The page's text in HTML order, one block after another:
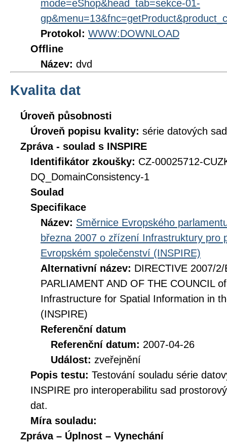
mode=eShop&head_tab=sekce-01-
Protokol: WWW:DOWNLOAD
Offline
Název: dvd
Kvalita dat
Úroveň působnosti
Úroveň popisu kvality: série datových sad
Zpráva - soulad s INSPIRE
Identifikátor zkoušky: CZ-00025712-
DQ_DomainConsistency-1
Soulad
Specifikace
Název: Směrnice Evropského
března 2007 o zřízení Infrastruktury pro
Evropském společenství (INSPIRE)
Alternativní název: DIRECTIVE 2007/
PARLIAMENT AND OF THE COUNCIL
Infrastructure for Spatial Information in
(INSPIRE)
Referenční datum
Referenční datum: 2007-04-26
Událost: zveřejnění
Popis testu: Testování souladu série
INSPIRE pro interoperabilitu sad
dat.
Míra souladu:
Zpráva – Úplnost – Vynechání